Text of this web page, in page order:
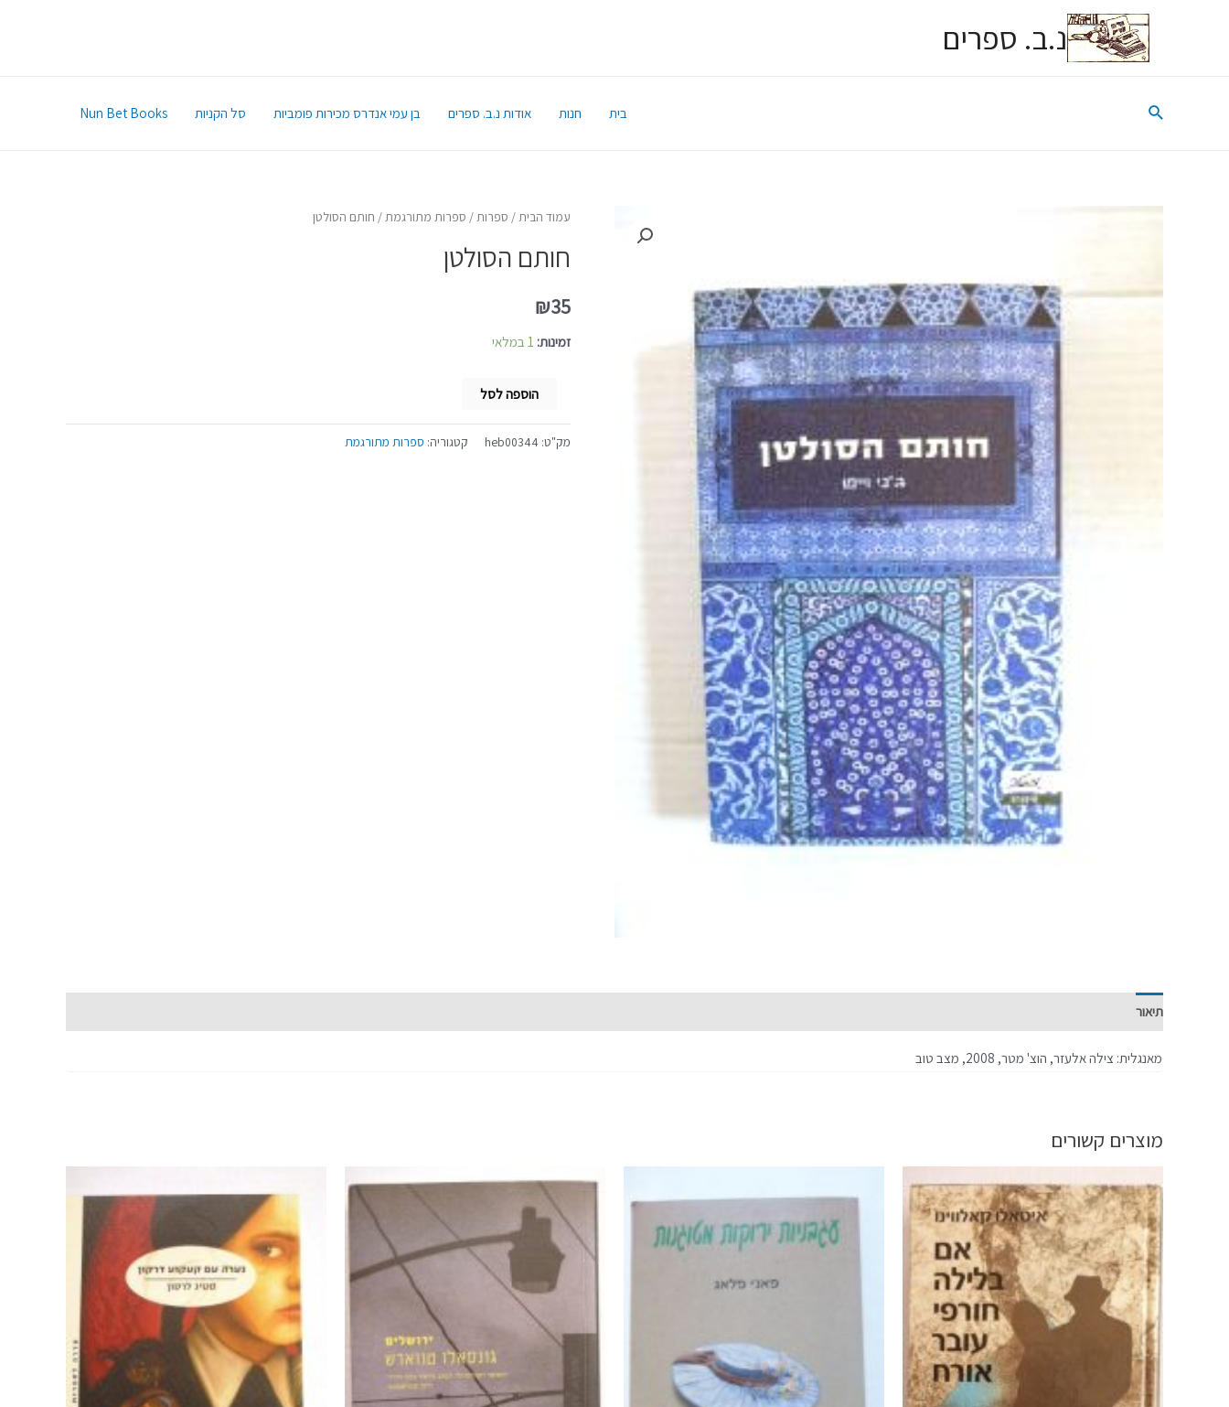
נ.ב. ספרים
בית חנות אודות נ.ב. ספרים בן עמי אנדרס מכירות פומביות סל הקניות Nun Bet Books
עמוד הבית/ ספרות/ ספרות מתורגמת/ חותם הסולטן
חותם הסולטן
₪35
זמינות: 1 במלאי
הוספה לסל
מק"ט: heb00344 קטגוריה: ספרות מתורגמת
תיאור
מאנגלית: צילה אלעזר, הוצ' מטר, 2008, מצב טוב
מוצרים קשורים